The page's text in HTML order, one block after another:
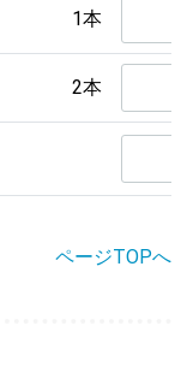
1本
2本
ページTOPへ